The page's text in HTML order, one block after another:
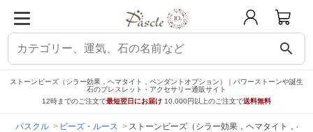
search
ストーンビーズ（シラー効果，ヘマタイト，ペンダントオプション）｜パワーストーンや誕生
石のブレスレット・アクセサリー通販サイト
12時までのご注文で最短翌日にお届け 10,000円以上のご注文で送料無料
パスクル ビーズ・ルース ストーンビーズ（シラー効果，ヘマタイト，ペ